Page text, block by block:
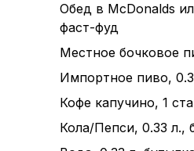
Обед в McDonalds
фаст-фуд
Местное бочковое
Импортное пиво,
Кофе капучино, 1
Кола/Пепси, 0.33 л.,